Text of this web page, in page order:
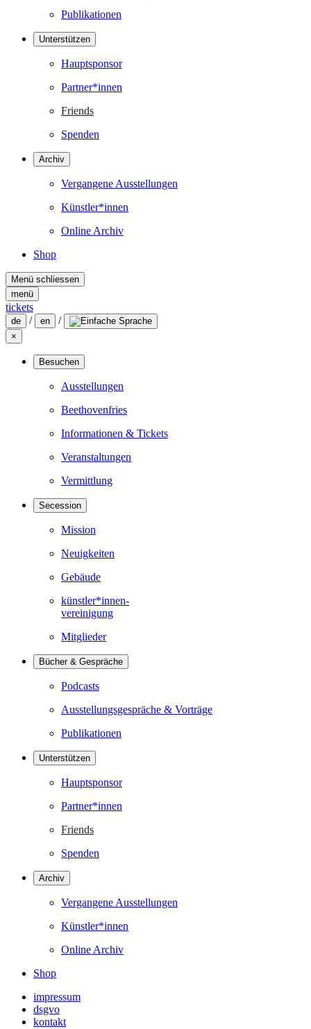
Publikationen
Unterstützen
Hauptsponsor
Partner*innen
Friends
Spenden
Archiv
Vergangene Ausstellungen
Künstler*innen
Online Archiv
Shop
Menü schliessen
menü
tickets
de / en /
×
Besuchen
Ausstellungen
Beethovenfries
Informationen & Tickets
Veranstaltungen
Vermittlung
Secession
Mission
Neuigkeiten
Gebäude
künstler*innen-
vereinigung
Mitglieder
Bücher & Gespräche
Podcasts
Ausstellungsgespräche & Vorträge
Publikationen
Unterstützen
Hauptsponsor
Partner*innen
Friends
Spenden
Archiv
Vergangene Ausstellungen
Künstler*innen
Online Archiv
Shop
impressum
dsgvo
kontakt